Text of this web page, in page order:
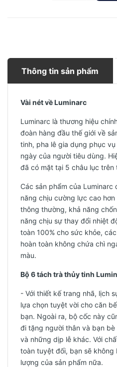
Thông tin sản phẩm
Vài nét về Luminarc
Luminarc là thương hiệu
đoàn hàng đầu thế giới về
tinh, pha lê gia dụng phục
ngày của người tiêu dùng.
đã có mặt tại 5 châu lục trên
Các sản phẩm của
năng chịu cường lực cao
thông thường, khả năng
năng chịu sự thay đổi nhiệt
toàn 100% cho sức khỏe,
hoàn toàn không chứa chì
màu.
Bộ 6 tách trà thủy tinh
- Với thiết kế trang nhã, lịch
lựa chọn tuyệt vời cho căn
bạn. Ngoài ra, bộ cốc này
đi tặng người thân và bạn
và những dịp lễ khác. Với
toàn tuyệt đối, bạn sẽ không
lượng của sản phẩm nữa.